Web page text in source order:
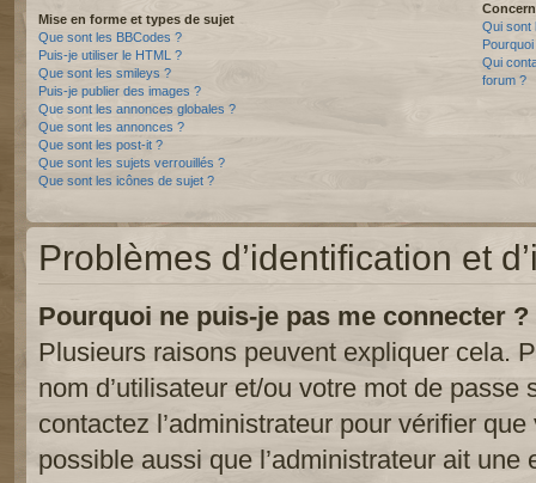
Mise en forme et types de sujet
Que sont les BBCodes ?
Puis-je utiliser le HTML ?
Que sont les smileys ?
Puis-je publier des images ?
Que sont les annonces globales ?
Que sont les annonces ?
Que sont les post-it ?
Que sont les sujets verrouillés ?
Que sont les icônes de sujet ?
Qui sont
Qui
forum ?
Problèmes d’identification et
Pourquoi ne puis-je pas me connecter ?
Plusieurs raisons peuvent expliquer cela.
nom d’utilisateur et/ou votre mot de passe
contactez l’administrateur pour vérifier
possible aussi que l’administrateur ait